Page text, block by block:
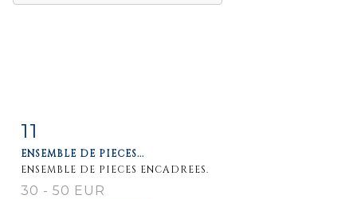
11
ENSEMBLE DE PIECES...
ENSEMBLE DE PIECES ENCADREES.
30 - 50 EUR